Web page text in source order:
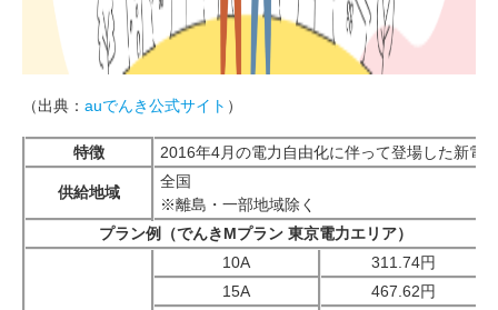
（出典： auでんき公式サイト ）
特徴 2016年4月の電力自由化に伴って登場した新電
供給地域
全国
※離島・一部地域除く
プラン例（でんきMプラン 東京電力エリア）
10A
311.74円
15A
467.62円